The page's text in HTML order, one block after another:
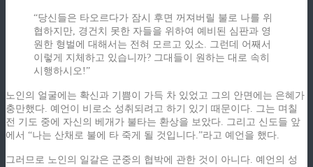
“당신들은 타오르다가 잠시 후면 꺼져버릴 불로 나를 위
협하지만, 경건치 못한 자들을 위하여 예비된 심판과 영
원한 형벌에 대해서는 전혀 모르고 있소. 그런데 어째서
이렇게 지체하고 있습니까? 그대들이 원하는 대로 속히
시행하시오!”
노인의 얼굴에는 확신과 기쁨이 가득 차 있었고 그의 안면에는 은혜가
충만했다. 예언이 비로소 성취되려고 하기 있기 때문이다. 그는 며칠
전 기도 중에 자신의 베개가 불타는 환상을 보았다. 그리고 신도들 앞
에서 “나는 산채로 불에 타 죽게 될 것입니다.”라고 예언을 했다.
그러므로 노인의 일갈은 군중의 협박에 관한 것이 아니다. 예언의 성